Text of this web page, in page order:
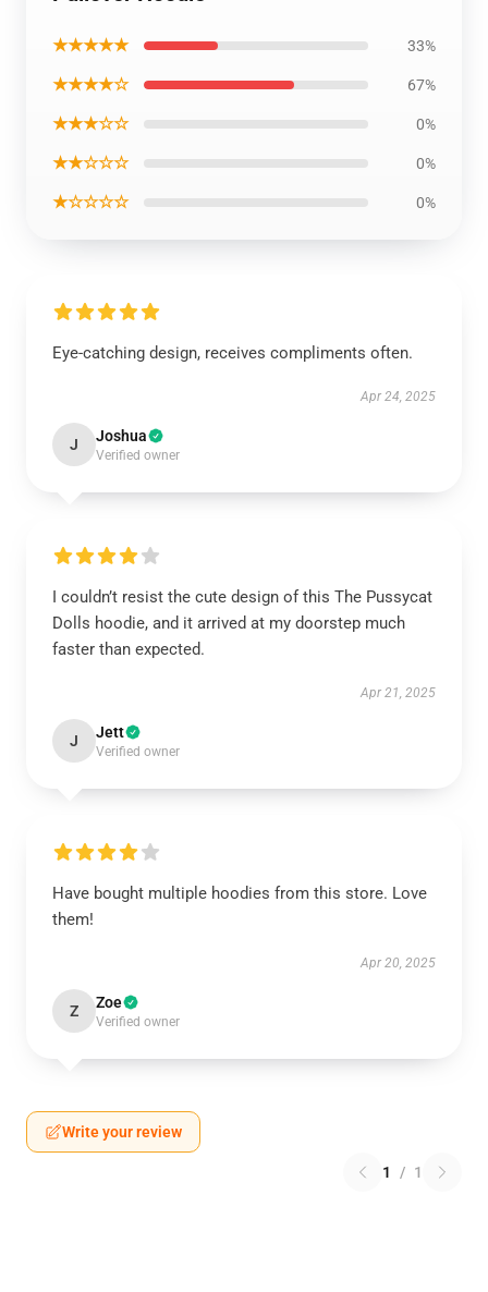
★★★★★ 33%
★★★★☆ 67%
★★★☆☆ 0%
★★☆☆☆ 0%
★☆☆☆☆ 0%
Eye-catching design, receives compliments often.
Apr 24, 2025
J Joshua
Verified owner
I couldn’t resist the cute design of this The Pussycat
Dolls hoodie, and it arrived at my doorstep much
faster than expected.
Apr 21, 2025
J Jett
Verified owner
Have bought multiple hoodies from this store. Love
them!
Apr 20, 2025
Z Zoe
Verified owner
Write your review
1 / 1